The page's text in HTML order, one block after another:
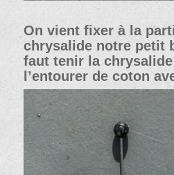
On vient fixer à la
chrysalide notre petit
faut tenir la chrysalide
l’entourer de coton